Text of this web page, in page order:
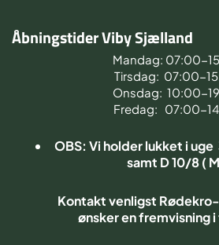
Åbningstider Viby Sjælland
Mandag: 07:00-
Tirsdag: 07:00-
Onsdag: 10:00-
Fredag: 07:00-
OBS: Vi holder lukket i
samt D 10/8 (
Kontakt venligst
ønsker en fremvisning